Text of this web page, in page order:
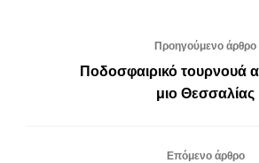
Προηγούμενο άρθρο
Ποδοσφαιρικό τουρνουά
μιο Θεσσαλίας
Επόμενο άρθρο